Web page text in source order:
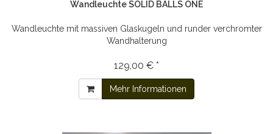
Wandleuchte SOLID BALLS ONE
Wandleuchte mit massiven Glaskugeln und runder verchromter
Wandhalterung
129,00 € *
Mehr Informationen